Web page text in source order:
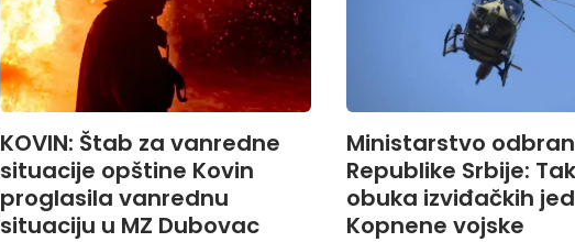
KOVIN: Štab za vanredne
situacije opštine Kovin
proglasila vanrednu
situaciju u MZ Dubovac
Ministarstvo
Republike Srbije:
obuka izviđačkih
Kopnene vojske